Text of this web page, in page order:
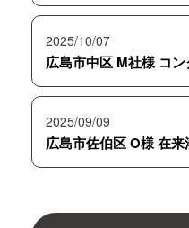
2025/10/07
広島市中区 M社様 コ
2025/09/09
広島市佐伯区 O様 在